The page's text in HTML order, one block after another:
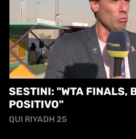
SESTINI: "WTA FINALS,
POSITIVO"
QUI RIYADH 25